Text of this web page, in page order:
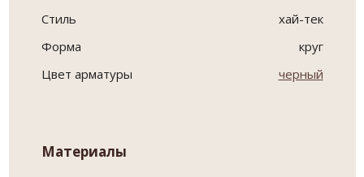
Стиль
хай-тек
Форма
круг
Цвет арматуры
черный
Материалы